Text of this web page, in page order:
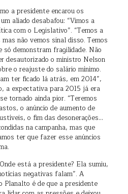
a presidente encarou os
aliado desabafou: “Vimos a
com o Legislativo”. “Temos a
não vemos sinal disso. Temos
demonstram fragilidade. Não
desautorizado o ministro Nelson
o reajuste do salário mínimo.
ter ficado lá atrás, em 2014”,
a expectativa para 2015 já era
tornado ainda pior. “Teremos
o anúncio de aumento de
o fim das desonerações…
na campanha, mas que
ter que fazer esse anúncios
está a presidente? Ela sumiu,
negativas falam”. A
Planalto é de que a presidente